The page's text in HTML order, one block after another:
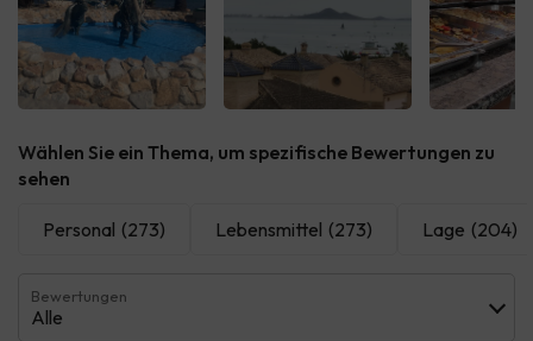
Wählen Sie ein Thema, um spezifische Bewertungen zu
sehen
Personal (273) Lebensmittel (273) Lage (204)
Bewertungen
Alle